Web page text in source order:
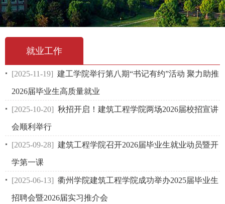
就业工作
[2025-11-19] 建工学院举行第八期“书记有约”活动 聚力助推
2026届毕业生高质量就业
[2025-10-20] 秋招开启！建筑工程学院两场2026届校招宣讲
会顺利举行
[2025-09-28] 建筑工程学院召开2026届毕业生就业动员暨开
学第一课
[2025-06-13] 衢州学院建筑工程学院成功举办2025届毕业生
招聘会暨2026届实习推介会